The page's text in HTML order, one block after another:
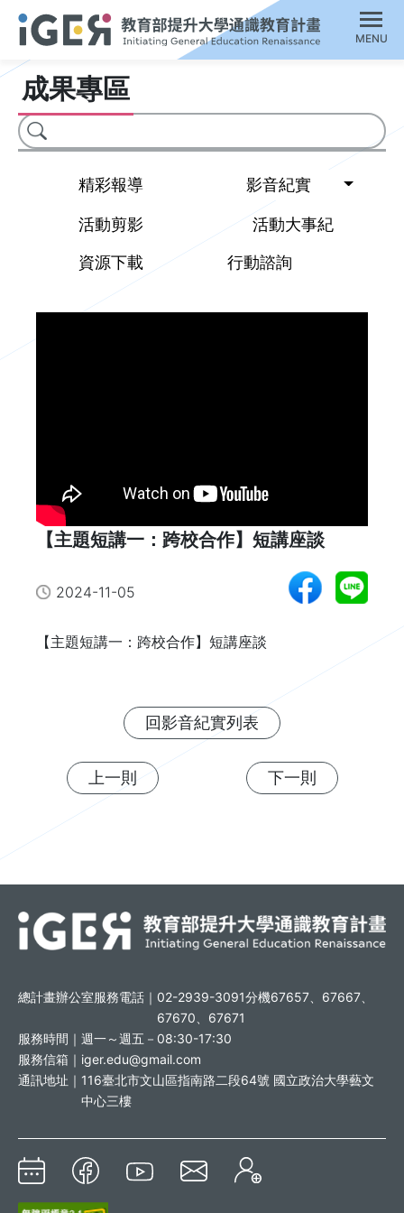
MENU
成果專區
搜尋
精彩報導 影音紀實
活動剪影
活動大事紀
資源下載
行動諮詢
【主題短講一：跨校合作】短講座談
2024-11-05
【主題短講一：跨校合作】短講座談
回影音紀實列表
上一則 下一則
總計畫辦公室服務電話｜ 02-2939-3091分機67657、67667、
67670、67671
服務時間｜ 週一～週五－08:30-17:30
服務信箱｜ iger.edu@gmail.com
通訊地址｜ 116臺北市文山區指南路二段64號 國立政治大學藝文
中心三樓